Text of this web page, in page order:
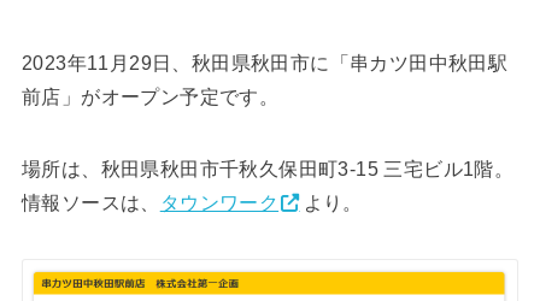
2023年11月29日、秋田県秋田市に「串カツ田中秋田駅
前店」がオープン予定です。
場所は、秋田県秋田市千秋久保田町3-15 三宅ビル1階。
情報ソースは、
タウンワーク より。